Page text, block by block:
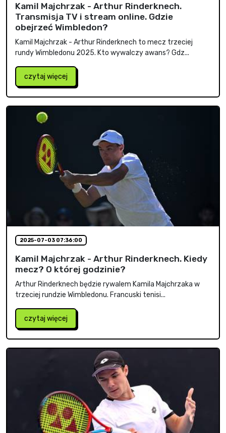
Kamil Majchrzak - Arthur Rinderknech.
Transmisja TV i stream online. Gdzie
obejrzeć Wimbledon?
Kamil Majchrzak - Arthur Rinderknech to mecz trzeciej
rundy Wimbledonu 2025. Kto wywalczy awans? Gdz...
czytaj więcej
2025-07-03 07:36:00
Kamil Majchrzak - Arthur Rinderknech. Kiedy
mecz? O której godzinie?
Arthur Rinderknech będzie rywalem Kamila Majchrzaka w
trzeciej rundzie Wimbledonu. Francuski tenisi...
czytaj więcej